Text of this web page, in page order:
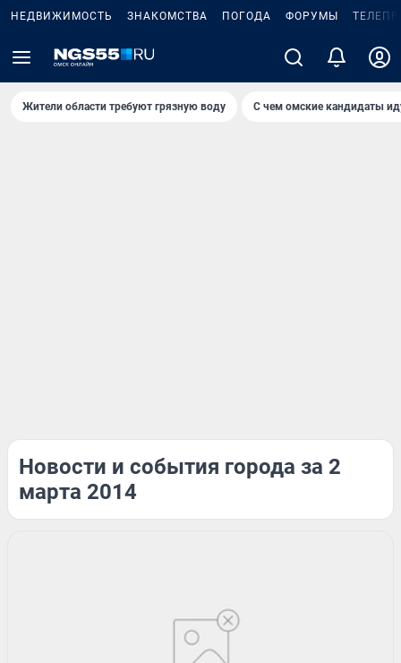
НЕДВИЖИМОСТЬ ЗНАКОМСТВА ПОГОДА ФОРУМЫ
Жители области требуют грязную воду С чем омские кандидаты
Новости и события города за 2
марта 2014